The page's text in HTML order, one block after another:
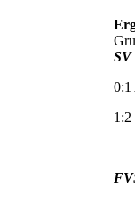
SV
0:1
1:2